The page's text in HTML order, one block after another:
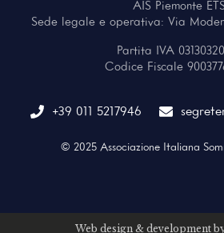
AIS Piemonte ETS
Sede legale e operativa: Via
Partita IVA
Codice Fiscale
+39 011 5217946
© 2025 Associazione Italiana
Web design & development